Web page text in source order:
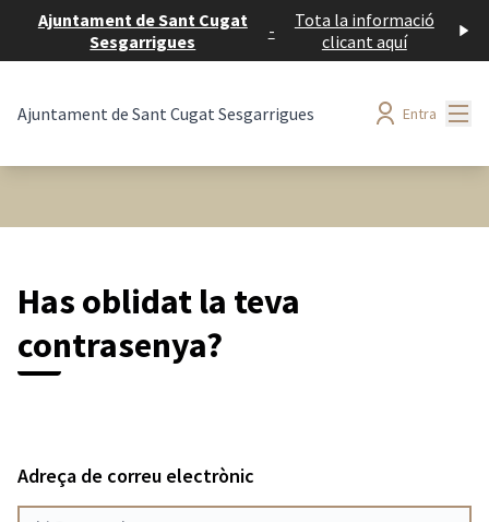
Ajuntament de Sant Cugat
Sesgarrigues
-
Tota la informació
clicant aquí
Ajuntament de Sant Cugat Sesgarrigues Entra
Has oblidat la teva
contrasenya?
Adreça de correu electrònic